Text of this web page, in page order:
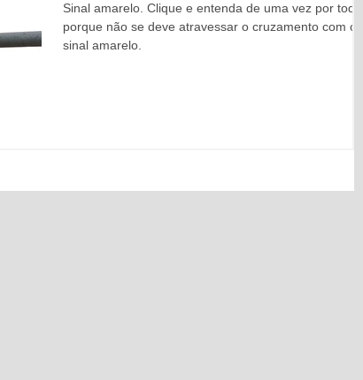
Sinal amarelo. Clique e entenda de uma vez por todas
porque não se deve atravessar o cruzamento com o
sinal amarelo.